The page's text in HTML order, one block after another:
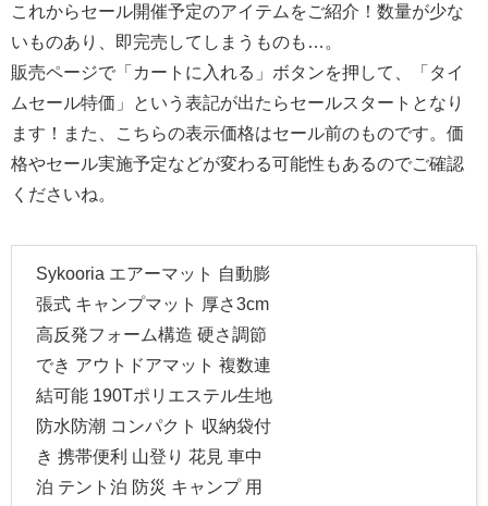
これからセール開催予定のアイテムをご紹介！数量が少な
いものあり、即完売してしまうものも…。
販売ページで「カートに入れる」ボタンを押して、「タイ
ムセール特価」という表記が出たらセールスタートとなり
ます！また、こちらの表示価格はセール前のものです。価
格やセール実施予定などが変わる可能性もあるのでご確認
くださいね。
Sykooria エアーマット 自動膨
張式 キャンプマット 厚さ3cm
高反発フォーム構造 硬さ調節
でき アウトドアマット 複数連
結可能 190Tポリエステル生地
防水防潮 コンパクト 収納袋付
き 携帯便利 山登り 花見 車中
泊 テント泊 防災 キャンプ 用